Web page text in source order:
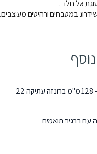
אל חלד .
במטבחים ורהיטים מעוצבים.
עם ברגים תואמים